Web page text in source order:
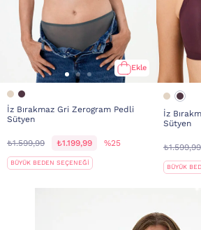
Ekle
İz Bırakmaz Gri Zerogram Pedli
Sütyen
₺1.599,99 ₺1.199,99 %25
BÜYÜK BEDEN SEÇENEĞİ
İz
Sütyen
₺1.599,99
BÜYÜK